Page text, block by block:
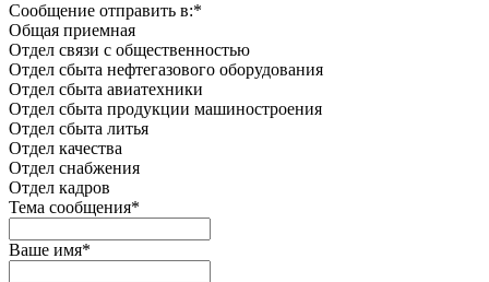
Сообщение отправить в:*
Общая приемная
Отдел связи с общественностью
Oтдел сбыта нефтегазового оборудования
Отдел сбыта авиатехники
Отдел сбыта продукции машиностроения
Отдел сбыта литья
Отдел качества
Oтдел снабжения
Отдел кадров
Тема сообщения*
Ваше имя*